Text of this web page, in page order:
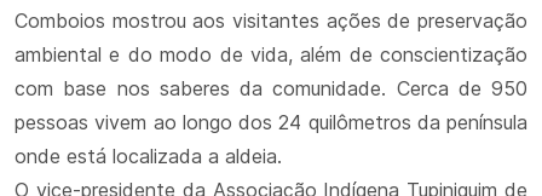
Comboios mostrou aos visitantes ações de preservação
ambiental e do modo de vida, além de conscientização
com base nos saberes da comunidade. Cerca de 950
pessoas vivem ao longo dos 24 quilômetros da península
onde está localizada a aldeia.
O vice-presidente da Associação Indígena Tupiniquim de